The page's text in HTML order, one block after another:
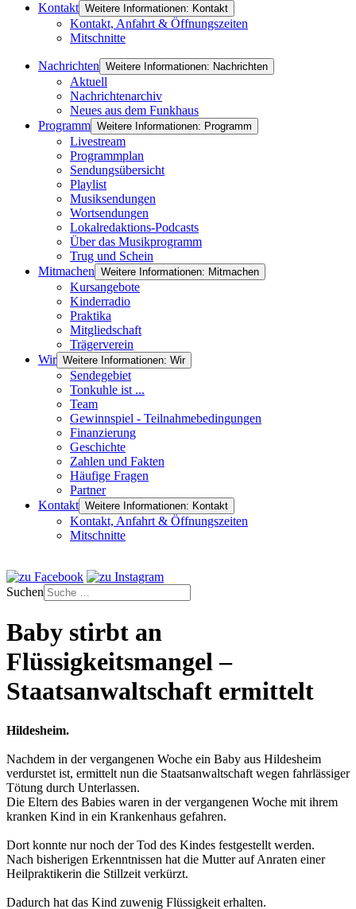
Kontakt Weitere Informationen: Kontakt
Kontakt, Anfahrt & Öffnungszeiten
Mitschnitte
Nachrichten Weitere Informationen: Nachrichten
Aktuell
Nachrichtenarchiv
Neues aus dem Funkhaus
Programm Weitere Informationen: Programm
Livestream
Programmplan
Sendungsübersicht
Playlist
Musiksendungen
Wortsendungen
Lokalredaktions-Podcasts
Über das Musikprogramm
Trug und Schein
Mitmachen Weitere Informationen: Mitmachen
Kursangebote
Kinderradio
Praktika
Mitgliedschaft
Trägerverein
Wir Weitere Informationen: Wir
Sendegebiet
Tonkuhle ist ...
Team
Gewinnspiel - Teilnahmebedingungen
Finanzierung
Geschichte
Zahlen und Fakten
Häufige Fragen
Partner
Kontakt Weitere Informationen: Kontakt
Kontakt, Anfahrt & Öffnungszeiten
Mitschnitte
Suchen
Baby stirbt an
Flüssigkeitsmangel –
Staatsanwaltschaft ermittelt
Hildesheim.
Nachdem in der vergangenen Woche ein Baby aus Hildesheim
verdurstet ist, ermittelt nun die Staatsanwaltschaft wegen fahrlässiger
Tötung durch Unterlassen.
Die Eltern des Babies waren in der vergangenen Woche mit ihrem
kranken Kind in ein Krankenhaus gefahren.
Dort konnte nur noch der Tod des Kindes festgestellt werden.
Nach bisherigen Erkenntnissen hat die Mutter auf Anraten einer
Heilpraktikerin die Stillzeit verkürzt.
Dadurch hat das Kind zuwenig Flüssigkeit erhalten.